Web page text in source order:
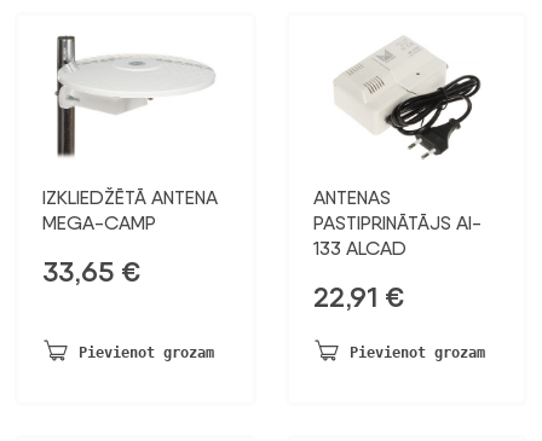
IZKLIEDŽĒTĀ ANTENA
MEGA-CAMP
33,65 €
Pievienot grozam
ANTENAS
PASTIPRINĀTĀJS AI-
133 ALCAD
22,91 €
Pievienot grozam